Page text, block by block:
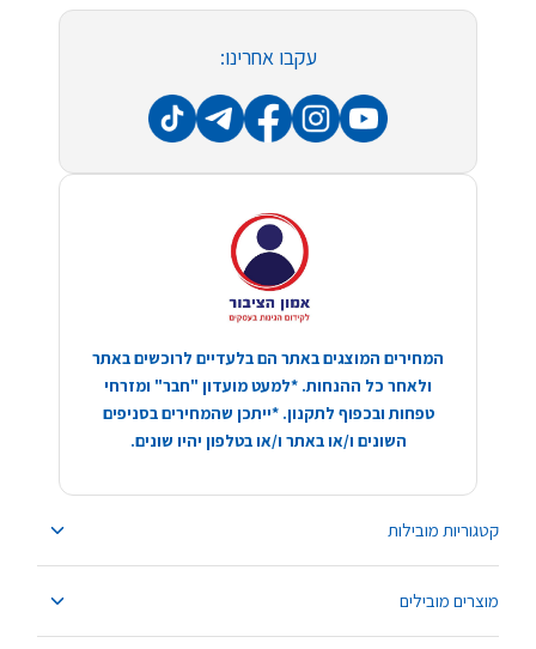
קטגוריות מובילות
מוצרים מובילים
עקבו אחרינו:
המחירים המוצגים באתר הם בלעדיים לרוכשים באתר
ולאחר כל ההנחות. *למעט מועדון "חבר" ומזרחי
טפחות ובכפוף לתקנון. *ייתכן שהמחירים בסניפים
השונים ו/או באתר ו/או בטלפון יהיו שונים.